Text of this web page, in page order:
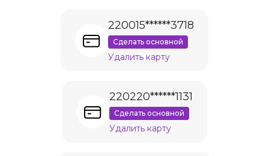
220015******3718
Сделать основной
Удалить карту
220220******1131
Сделать основной
Удалить карту